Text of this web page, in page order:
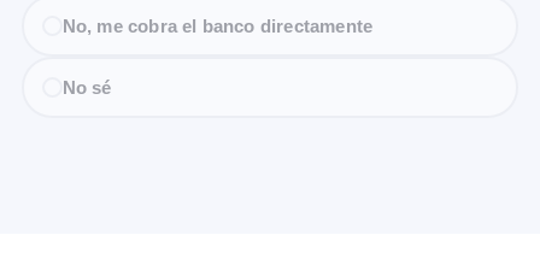
No, me cobra el banco directamente
No sé